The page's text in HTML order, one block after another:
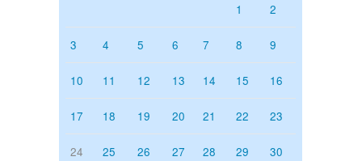
1 2
3 4 5 6 7 8 9
10 11 12 13 14 15 16
17 18 19 20 21 22 23
24 25 26 27 28 29 30